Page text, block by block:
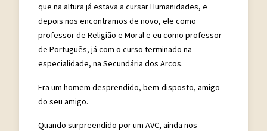
que na altura já estava a cursar Humanidades, e
depois nos encontramos de novo, ele como
professor de Religião e Moral e eu como professor
de Português, já com o curso terminado na
especialidade, na Secundária dos Arcos.
Era um homem desprendido, bem-disposto, amigo
do seu amigo.
Quando surpreendido por um AVC, ainda nos